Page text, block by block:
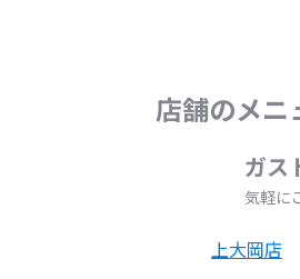
店舗のメニ
ガス
気軽に
上大岡店